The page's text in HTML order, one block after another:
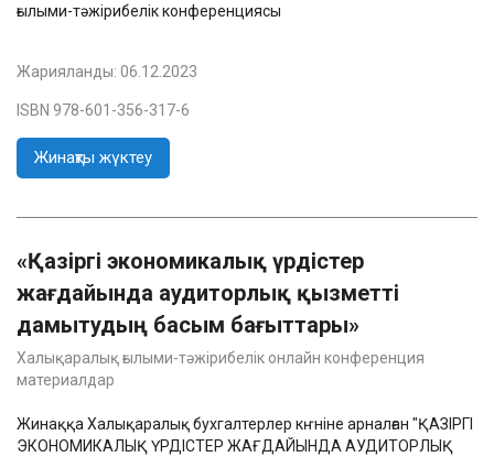
ғылыми-тәжірибелік конференциясы
Жарияланды: 06.12.2023
ISBN 978-601-356-317-6
Жинақты жүктеу
«Қазіргі экономикалық үрдістер
жағдайында аудиторлық қызметті
дамытудың басым бағыттары»
Халықаралық ғылыми-тәжірибелік онлайн конференция
материалдар
Жинаққа Халықаралық бухгалтерлер кҥніне арналған "ҚАЗІРГІ
ЭКОНОМИКАЛЫҚ ҮРДІСТЕР ЖАҒДАЙЫНДА АУДИТОРЛЫҚ